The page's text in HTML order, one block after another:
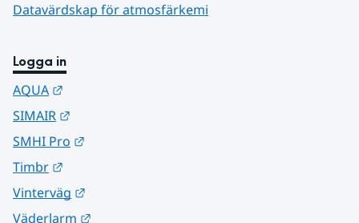
Datavärdskap för atmosfärkemi
Logga in
AQUA
SIMAIR
SMHI Pro
Timbr
Vinterväg
Väderlarm